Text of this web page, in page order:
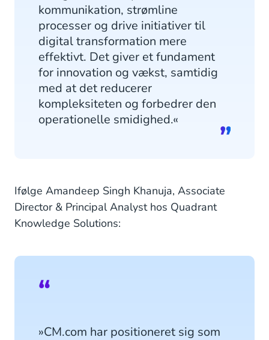
kommunikation, strømline
processer og drive initiativer til
digital transformation mere
effektivt. Det giver et fundament
for innovation og vækst, samtidig
med at det reducerer
kompleksiteten og forbedrer den
operationelle smidighed.«
Ifølge Amandeep Singh Khanuja, Associate
Director & Principal Analyst hos Quadrant
Knowledge Solutions:
»CM.com har positioneret sig som